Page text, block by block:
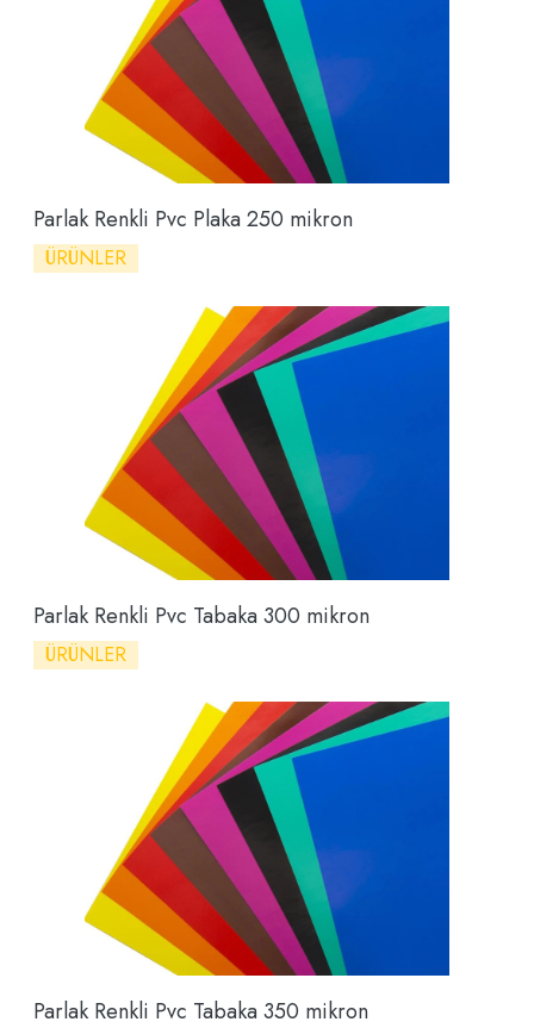
Parlak Renkli Pvc Plaka 250 mikron
ÜRÜNLER
Parlak Renkli Pvc Tabaka 300 mikron
ÜRÜNLER
Parlak Renkli Pvc Tabaka 350 mikron